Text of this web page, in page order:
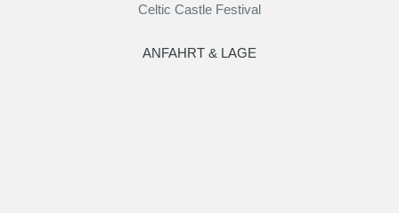
Celtic Castle Festival
ANFAHRT & LAGE